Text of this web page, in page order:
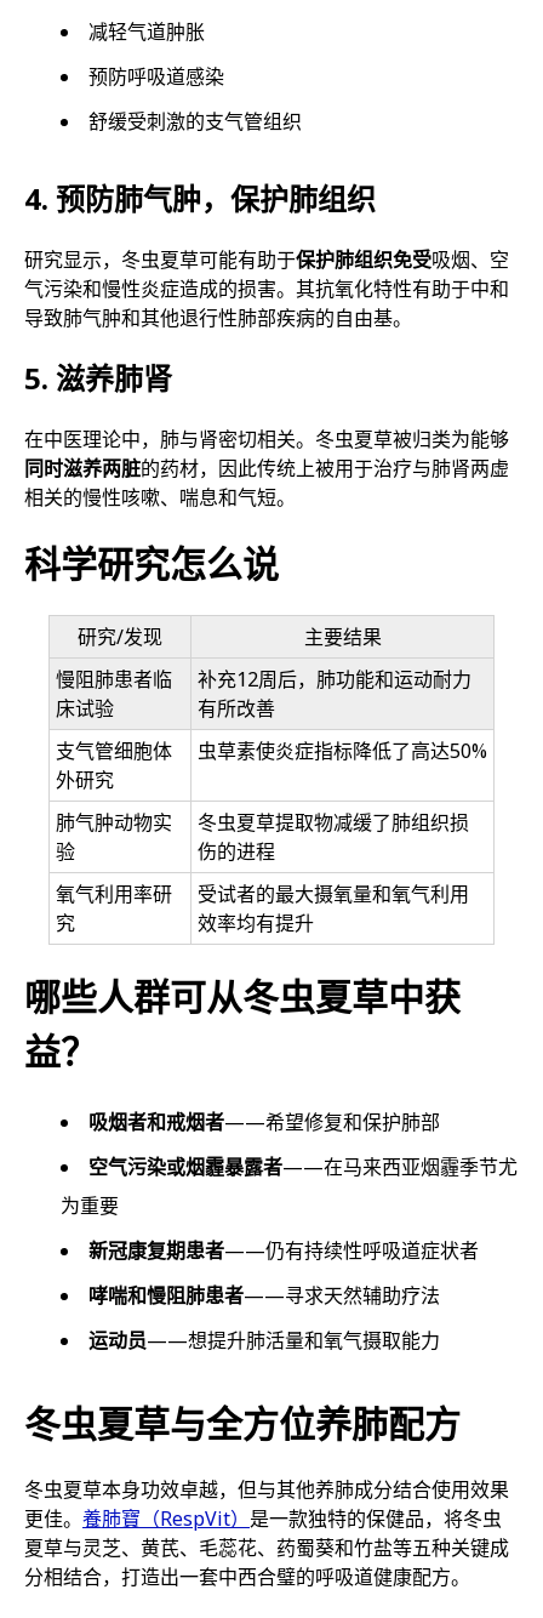
减轻气道肿胀
预防呼吸道感染
舒缓受刺激的支气管组织
4. 预防肺气肿，保护肺组织
研究显示，冬虫夏草可能有助于保护肺组织免受吸烟、空
气污染和慢性炎症造成的损害。其抗氧化特性有助于中和
导致肺气肿和其他退行性肺部疾病的自由基。
5. 滋养肺肾
在中医理论中，肺与肾密切相关。冬虫夏草被归类为能够
同时滋养两脏的药材，因此传统上被用于治疗与肺肾两虚
相关的慢性咳嗽、喘息和气短。
科学研究怎么说
研究/发现
主要结果
慢阻肺患者临
床试验
补充12周后，肺功能和运动耐力
有所改善
支气管细胞体
外研究
虫草素使炎症指标降低了高达50%
肺气肿动物实
验
冬虫夏草提取物减缓了肺组织损
伤的进程
氧气利用率研
究
受试者的最大摄氧量和氧气利用
效率均有提升
哪些人群可从冬虫夏草中获
益？
吸烟者和戒烟者——希望修复和保护肺部
空气污染或烟霾暴露者——在马来西亚烟霾季节尤
为重要
新冠康复期患者——仍有持续性呼吸道症状者
哮喘和慢阻肺患者——寻求天然辅助疗法
运动员——想提升肺活量和氧气摄取能力
冬虫夏草与全方位养肺配方
冬虫夏草本身功效卓越，但与其他养肺成分结合使用效果
更佳。 養肺寶（RespVit） 是一款独特的保健品，将冬虫
夏草与灵芝、黄芪、毛蕊花、药蜀葵和竹盐等五种关键成
分相结合，打造出一套中西合璧的呼吸道健康配方。